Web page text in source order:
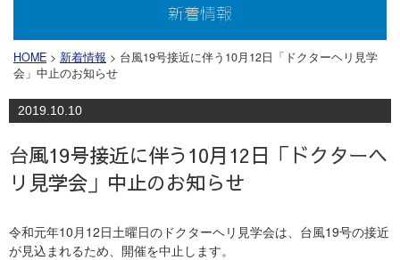
新着情報
HOME > 新着情報 > 台風19号接近に伴う10月12日「ドクターヘリ見学
会」中止のお知らせ
2019.10.10
台風19号接近に伴う10月12日「ドクターヘ
リ見学会」中止のお知らせ
令和元年10月12日土曜日のドクターヘリ見学会は、台風19号の接近
が見込まれるため、開催を中止します。